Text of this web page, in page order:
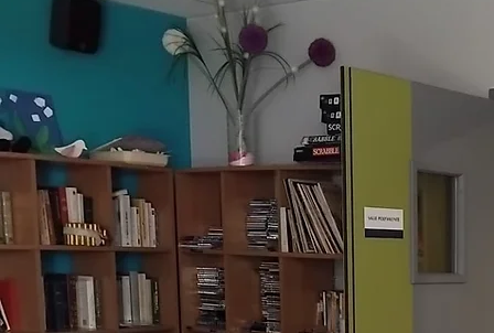
Les ateliers s'adaptent à l'âge, à l'état de santé et au rythme de chaque enfant.
Développer la confiance.
Favoriser l'expression des émotions.
Encourager la coopération.
Stimuler l'imaginaire.
Créer autrement.
❤️ Ma façon d'accompagner
Chaque atelier est unique.
Je m'adapte au public.
Aux besoins de chacun.
J'utilise différents médiateurs artistiques, le jeu, les marionnettes, le mouvement, la musique, les
couleurs, les matières et parfois simplement la présence.